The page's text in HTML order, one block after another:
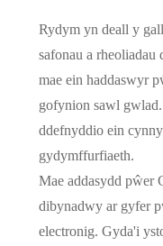
Rydym yn deall y
safonau a
mae ein haddaswyr
gofynion sawl
ddefnyddio ein
gydymffurfiaeth.
Mae addasydd pŵer
dibynadwy ar gyfer
electronig. Gyda'i